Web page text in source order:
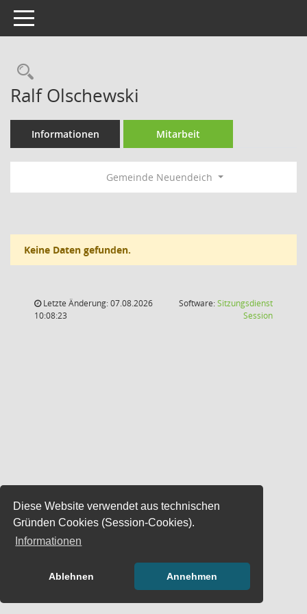
Diese Website verwendet aus technischen
Gründen Cookies (Session-Cookies).
Informationen
Ablehnen Annehmen
Toggle navigation
Rechercheauswahl
Ralf Olschewski
Informationen Mitarbeit
Gemeinde Neuendeich
Keine Daten gefunden.
Letzte Änderung: 07.08.2026
10:08:23
Software:Sitzungsdienst
Session(Wird in